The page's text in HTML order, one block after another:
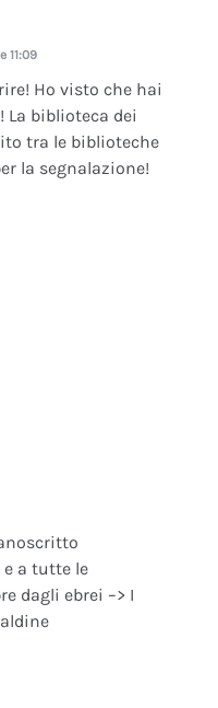
11:09
Ho visto che hai
La biblioteca dei
tra le biblioteche
la segnalazione!
a tutte le
dagli ebrei –> I